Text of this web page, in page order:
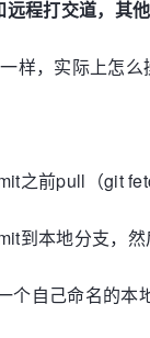
程打交道，其
样，实际上怎
之前pull（git
到本地分支，
个自己命名的